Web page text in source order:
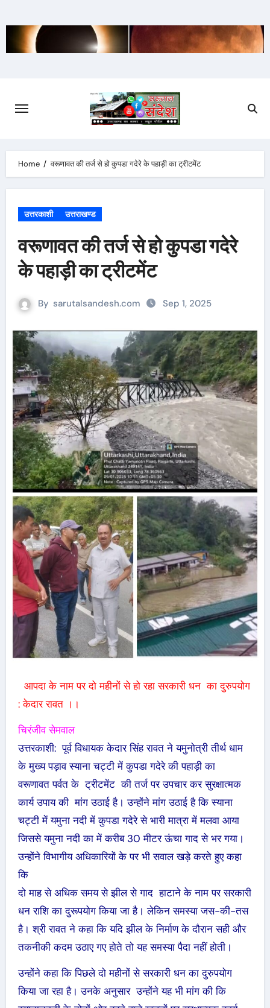
to
Home वरूणावत की तर्ज से हो कुपडा गदेरे के पहाड़ी का ट्रीटमेंट
उत्तरकाशी उत्तराखण्ड
वरूणावत की तर्ज से हो कुपडा गदेरे
के पहाड़ी का ट्रीटमेंट
By sarutalsandesh.com Sep 1, 2025
आपदा के नाम पर दो महीनों से हो रहा सरकारी धन का दुरुपयोग
: केदार रावत ।।
चिरंजीव सेमवाल
उत्तरकाशी: पूर्व विधायक केदार सिंह रावत ने यमुनोत्री तीर्थ धाम
के मुख्य पड़ाव स्याना चट्टी में कुपडा गदेरे की पहाड़ी का
वरूणावत पर्वत के ट्रीटमेंट की तर्ज पर उपचार कर सुरक्षात्मक
कार्य उपाय की मांग उठाई है। उन्होंने मांग उठाई है कि स्याना
चट्टी में यमुना नदी में कुपडा गदेरे से भारी मात्रा में मलवा आया
जिससे यमुना नदी का में करीब 30 मीटर ऊंचा गाद से भर गया।
उन्होंने विभागीय अधिकारियों के पर भी सवाल खड़े करते हुए कहा
कि
दो माह से अधिक समय से झील से गाद हाटाने के नाम पर सरकारी
धन राशि का दुरूपयोग किया जा है। लेकिन समस्या जस-की-तस
है। श्री रावत ने कहा कि यदि झील के निर्माण के दौरान सही और
तकनीकी कदम उठाए गए होते तो यह समस्या पैदा नहीं होती।
उन्होंने कहा कि पिछले दो महीनों से सरकारी धन का दुरुपयोग
किया जा रहा है। उनके अनुसार उन्होंने यह भी मांग की कि